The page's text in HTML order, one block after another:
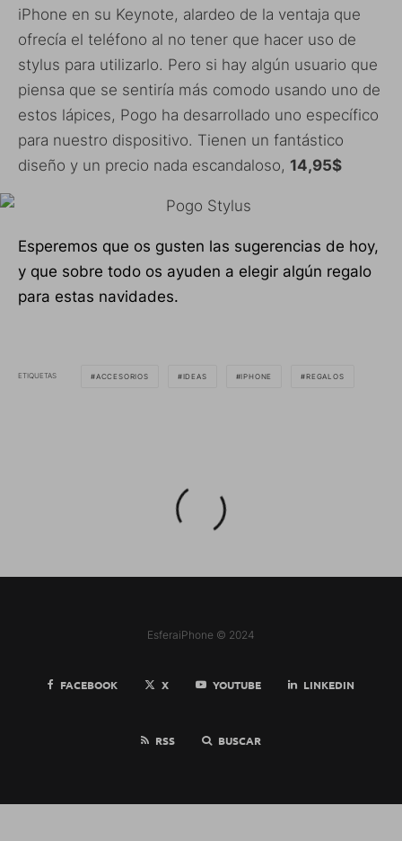
iPhone en su Keynote, alardeo de la ventaja que
ofrecía el teléfono al no tener que hacer uso de
stylus para utilizarlo. Pero si hay algún usuario que
piensa que se sentiría más comodo usando uno de
estos lápices, Pogo ha desarrollado uno específico
para nuestro dispositivo. Tienen un fantástico
diseño y un precio nada escandaloso, 14,95$
Esperemos que os gusten las sugerencias de hoy,
y que sobre todo os ayuden a elegir algún regalo
para estas navidades.
ETIQUETAS ACCESORIOS IDEAS IPHONE REGALOS
EsferaiPhone © 2024
FACEBOOK X YOUTUBE LINKEDIN
RSS BUSCAR